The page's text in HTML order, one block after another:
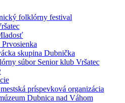
folklórny festival
skupina Dubnička
súbor Senior klub Vršatec
príspevková organizácia
Dubnica nad Váhom